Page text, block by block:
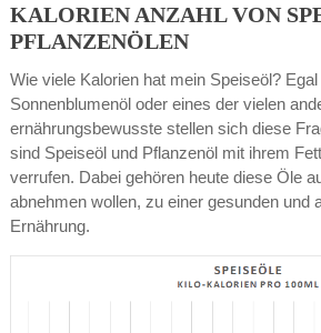
KALORIEN ANZAHL VON
PFLANZENÖLEN
Wie viele Kalorien hat mein Speiseöl? Egal
Sonnenblumenöl oder eines der vielen
ernährungsbewusste stellen sich diese
sind Speiseöl und Pflanzenöl mit ihrem
verrufen. Dabei gehören heute diese Öle
abnehmen wollen, zu einer gesunden und
Ernährung.